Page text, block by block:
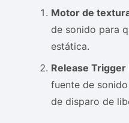
Motor de
de sonido para
estática.
Release Trigger
fuente de
de disparo de